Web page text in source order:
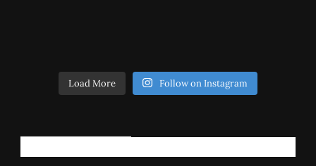
Load More Follow on Instagram